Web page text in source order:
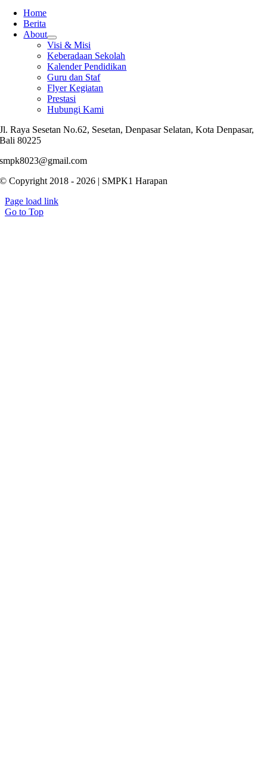
Home
Berita
About
Visi & Misi
Keberadaan Sekolah
Kalender Pendidikan
Guru dan Staf
Flyer Kegiatan
Prestasi
Hubungi Kami
Jl. Raya Sesetan No.62, Sesetan, Denpasar Selatan, Kota Denpasar,
Bali 80225
smpk8023@gmail.com
© Copyright 2018 - 2026 | SMPK1 Harapan
Page load link
Go to Top